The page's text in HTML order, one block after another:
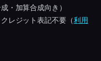
・加算合成向き）
レジット表記不要（利用